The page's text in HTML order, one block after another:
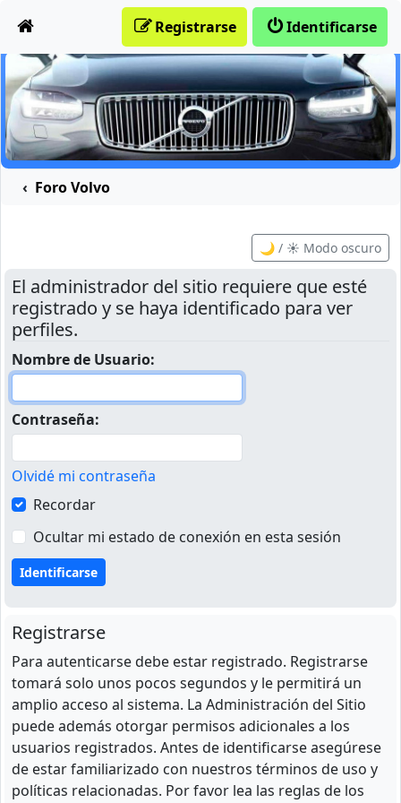
Identificarse
Registrarse
Foro Volvo
🌙 / ☀️ Modo oscuro
El administrador del sitio requiere que esté
registrado y se haya identificado para ver
perfiles.
Nombre de Usuario:
Contraseña:
Olvidé mi contraseña
Recordar
Ocultar mi estado de conexión en esta sesión
Registrarse
Para autenticarse debe estar registrado. Registrarse
tomará solo unos pocos segundos y le permitirá un
amplio acceso al sistema. La Administración del Sitio
puede además otorgar permisos adicionales a los
usuarios registrados. Antes de identificarse asegúrese
de estar familiarizado con nuestros términos de uso y
políticas relacionadas. Por favor lea las reglas de los